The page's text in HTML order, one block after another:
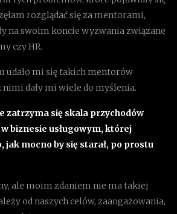
rozglądać się za mentorami,
na swoim koncie wyzwania związane
czy HR.
udało mi się takich mentorów
nimi dały mi wiele do myślenia.
zatrzyma się skala przychodów
biznesie usługowym, której
jak mocno by się starał, po prostu
ale moim zdaniem nie ma takiej
od naszych celów, zaangażowania,